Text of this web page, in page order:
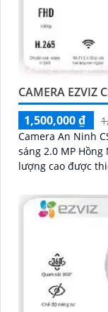
CAMERA EZVIZ
1,500,000 ₫
Camera An Ninh
sáng 2.0 MP
lượng cao được